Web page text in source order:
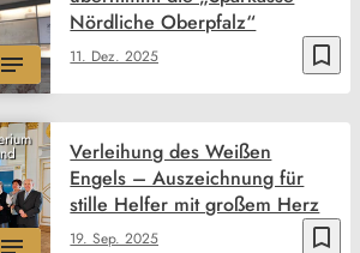
bookmark_border
11. Dez. 2025
Nördliche Oberpfalz“
bookmark_border
19. Sep. 2025
Verleihung des Weißen
Engels – Auszeichnung für
stille Helfer mit großem Herz